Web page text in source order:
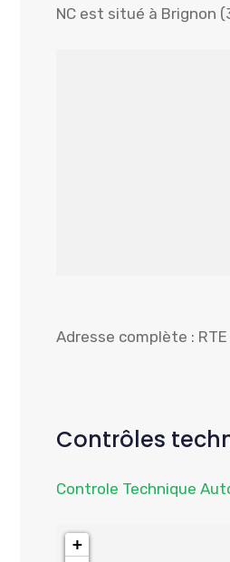
NC est situé à Brignon
Adresse complète : RTE
Contrôles
Controle Technique
+